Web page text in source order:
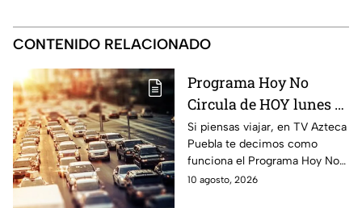
CONTENIDO RELACIONADO
Programa Hoy No
Circula de HOY lunes 10
de agosto de 2026
Si piensas viajar, en TV Azteca
Puebla te decimos como
funciona el Programa Hoy No
Circula HOY lunes 10 de
10 agosto, 2026